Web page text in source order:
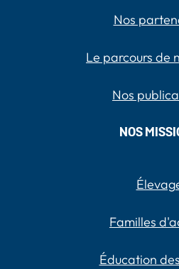
Nos
Le parcours de
Nos
NOS
Familles
Éducation